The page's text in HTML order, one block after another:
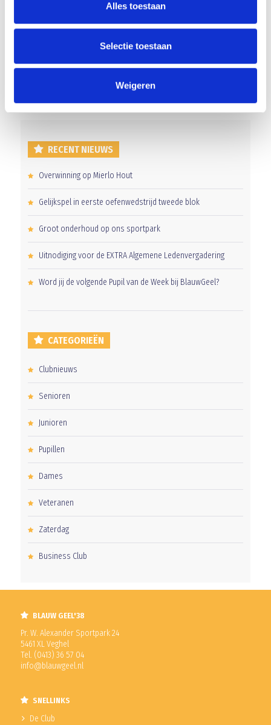
Alles toestaan
Selectie toestaan
Weigeren
AANMELDEN LID
RECENT NIEUWS
Overwinning op Mierlo Hout
Gelijkspel in eerste oefenwedstrijd tweede blok
Groot onderhoud op ons sportpark
Uitnodiging voor de EXTRA Algemene Ledenvergadering
Word jij de volgende Pupil van de Week bij BlauwGeel?
CATEGORIEËN
Clubnieuws
Senioren
Junioren
Pupillen
Dames
Veteranen
Zaterdag
Business Club
BLAUW GEEL'38
Pr. W. Alexander Sportpark 24
5461 XL Veghel
Tel. (0413) 36 57 04
info@blauwgeel.nl
SNELLINKS
De Club